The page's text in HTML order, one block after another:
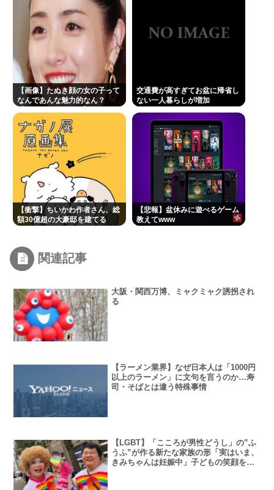
【画像】たぬき顔の女の子って
なんであんな魅力的なん？
交通費が高すぎてお盆に帰省し
ない一人暮らしが増加
【衝撃】ちいかわ作者さん、総
額30億超の大豪邸を建てる
【悲報】盆休みに遊べるゲーム
教えてwww
関連記事
大阪・関西万博、ミャクミャク誘拐され
る
【ラーメン業界】なぜ日本人は「1000円
以上のラーメン」に文句を言うのか…寿
司・そばとは違う特殊事情
【LGBT】「こころが男性どうし」の”ふ
うふ”が作る新たな家族の形「実はいま、
きみちゃんは妊娠中」子どもの笑顔を守